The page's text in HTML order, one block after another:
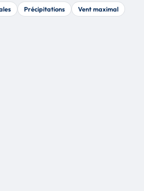
Précipitations Vent maximal